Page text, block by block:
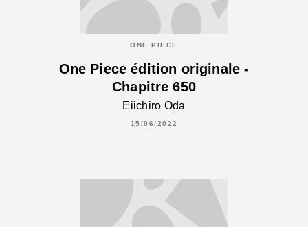
ONE PIECE
One Piece édition originale -
Chapitre 650
Eiichiro Oda
15/06/2022